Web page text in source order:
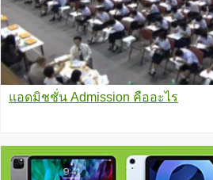
แอดมิชชั่น Admission คืออะไร